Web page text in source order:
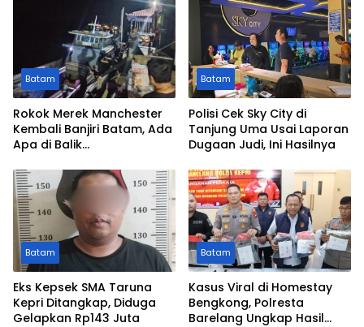
Batam
Rokok Merek Manchester
Kembali Banjiri Batam, Ada
Apa di Balik
Batam
Polisi Cek Sky City di
Tanjung Uma Usai Laporan
Dugaan Judi, Ini Hasilnya
Batam
Eks Kepsek SMA Taruna
Kepri Ditangkap, Diduga
Gelapkan Rp143 Juta
Batam
Kasus Viral di Homestay
Bengkong, Polresta
Barelang Ungkap Hasil